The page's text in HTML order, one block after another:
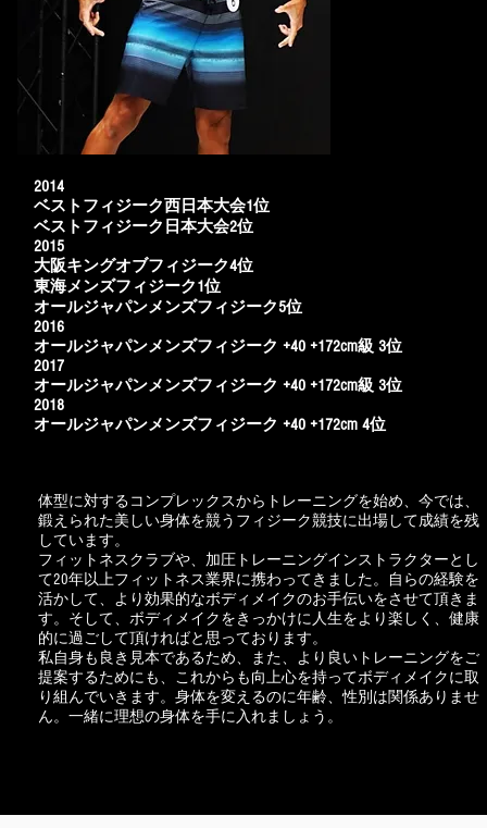
2014
ベストフィジーク西日本大会1位
ベストフィジーク日本大会2位
2015
大阪キングオブフィジーク4位
東海メンズフィジーク1位
オールジャパンメンズフィジーク5位
2016
オールジャパンメンズフィジーク +40 +172cm級 3位
2017
オールジャパンメンズフィジーク +40 +172cm級 3位
2018
オールジャパンメンズフィジーク +40 +172cm 4位
体型に対するコンプレックスからトレーニングを始め、今では、
鍛えられた美しい身体を競うフィジーク競技に出場して成績を残
しています。
フィットネスクラブや、加圧トレーニングインストラクターとし
て20年以上フィットネス業界に携わってきました。自らの経験を
活かして、より効果的なボディメイクのお手伝いをさせて頂きま
す。そして、ボディメイクをきっかけに人生をより楽しく、健康
的に過ごして頂ければと思っております。
私自身も良き見本であるため、また、より良いトレーニングをご
提案するためにも、これからも向上心を持ってボディメイクに取
り組んでいきます。身体を変えるのに年齢、性別は関係ありませ
ん。一緒に理想の身体を手に入れましょう。